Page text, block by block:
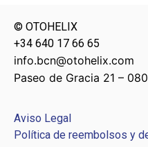
© OTOHELIX
+34 640 17 66 65
info.bcn@otohelix.com
Paseo de Gracia 21 –
Aviso Legal
Política de reembolsos y